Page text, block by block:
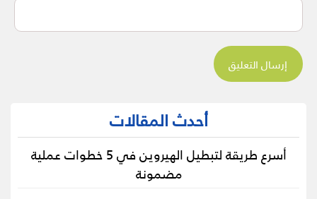
أحدث المقالات
أسرع طريقة لتبطيل الهيروين في 5 خطوات عملية
مضمونة